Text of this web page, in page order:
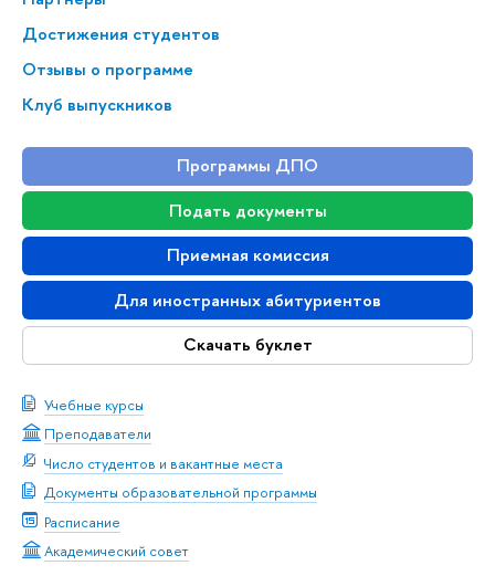
Достижения студентов
Отзывы о программе
Клуб выпускников
Программы ДПО
Подать документы
Приемная комиссия
Для иностранных абитуриентов
Скачать буклет
Учебные курсы
Преподаватели
Число студентов и вакантные места
Документы образовательной программы
Расписание
Академический совет